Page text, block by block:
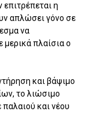
η
απλώσει γόνο σε
να
πλαίσια ο
και βάψιμο
το λιώσιμο
και νέου